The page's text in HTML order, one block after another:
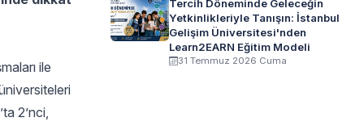
ile
2’nci,
Tercih Döneminde Geleceğin
Yetkinlikleriyle Tanışın: İstanbul
Gelişim Üniversitesi'nden
Learn2EARN Eğitim Modeli
31 Temmuz 2026 Cuma